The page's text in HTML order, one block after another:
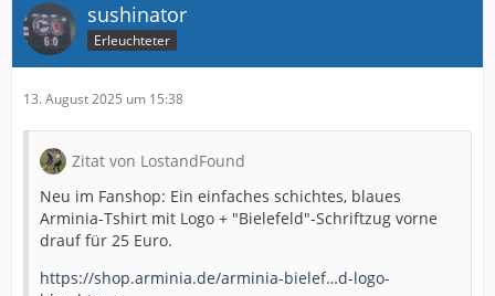
sushinator
Erleuchteter
13. August 2025 um 15:38
Zitat von LostandFound
Neu im Fanshop: Ein einfaches schichtes, blaues
Arminia-Tshirt mit Logo + "Bielefeld"-Schriftzug vorne
drauf für 25 Euro.
https://shop.arminia.de/arminia-bielef…d-logo-